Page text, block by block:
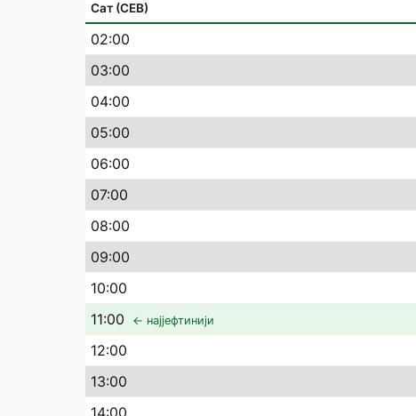
Сат (СЕВ)
02:00
03:00
04:00
05:00
06:00
07:00
08:00
09:00
10:00
11:00 ← најјефтинији
12:00
13:00
14:00